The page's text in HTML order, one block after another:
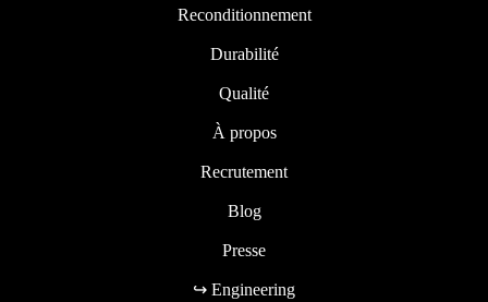
Reconditionnement
Durabilité
Qualité
À propos
Recrutement
Blog
Presse
↪ Engineering